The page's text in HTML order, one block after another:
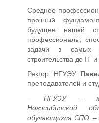
Среднее
прочный
будущее нашей
профессионалы,
задачи в
строительства до IT и
Ректор НГУЭУ
преподавателей и
– НГУЭУ –
Новосибирской
обучающихся СПО –